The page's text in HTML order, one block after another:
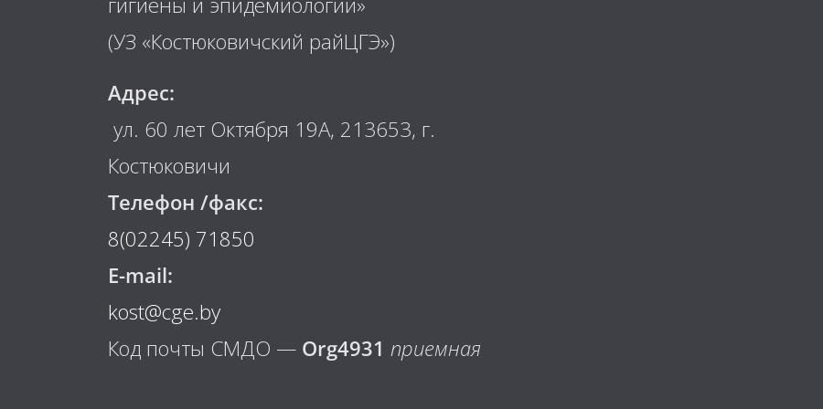
(УЗ «Костюковичский райЦГЭ»)
Адрес:
ул. 60 лет Октября 19А, 213653, г.
Костюковичи
Телефон /факс:
8(02245) 71850
E-mail:
kost@cge.by
Код почты СМДО — Org4931 приемная